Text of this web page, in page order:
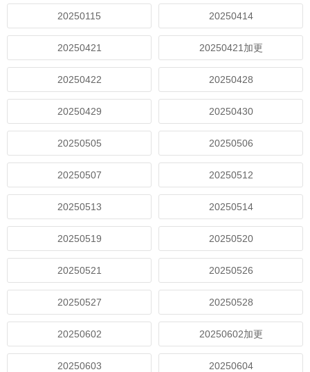
20250115 20250414
20250421 20250421加更
20250422 20250428
20250429 20250430
20250505 20250506
20250507 20250512
20250513 20250514
20250519 20250520
20250521 20250526
20250527 20250528
20250602 20250602加更
20250603 20250604